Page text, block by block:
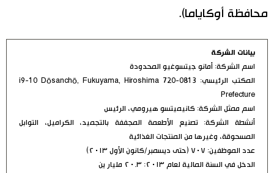
محافظة أوكاياما).
بيانات الشركة
اسم الشركة: أمانو جيتسوغيو المحدودة
المكتب الرئيسي: 0813-720 i9-10 Dōsanchō, Fukuyama, Hiroshima
Prefecture
اسم ممثل الشركة: كانيميتسو هيرومي، الرئيس
أنشطة الشركة: تصنيع الأطعمة المجففة بالتجميد، الكراميل، التوابل
المسحوقة، وغيرها من المنتجات الغذائية
عدد الموظفين: ٧٠٧ (حتى ديسمبر/كانون الأول ٢٠١٣)
الدخل في السنة المالية لعام ٢٠١٣: ٢٠.٣ مليار ين